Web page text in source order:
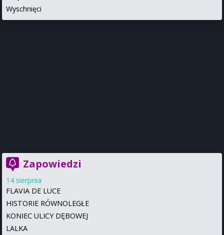
Wyschnięci
Zapowiedzi
14 sierpnia
FLAVIA DE LUCE
HISTORIE RÓWNOLEGŁE
KONIEC ULICY DĘBOWEJ
LALKA